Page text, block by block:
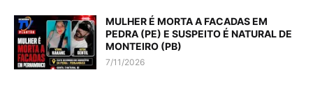
MULHER É MORTA A FACADAS EM
PEDRA (PE) E SUSPEITO É NATURAL DE
MONTEIRO (PB)
7/11/2026